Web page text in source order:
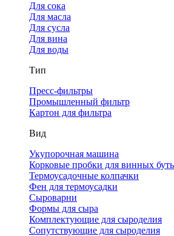
Для сока
Для масла
Для сусла
Для вина
Для воды
Тип
Пресс-фильтры
Промышленный фильтр
Картон для фильтра
Вид
Укупорочная машина
Корковые пробки для винных
Термоусадочные колпачки
Фен для термоусадки
Сыроварни
Формы для сыра
Комплектующие для сыроделия
Сопутствующие для сыроделия